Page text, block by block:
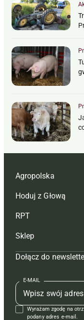
Agropolska
Redakcja
Reklama
Tagi
Mapa serwisu
Kontakt
Regulamin
Polityka prywatności
Hoduj z Głową
Hoduj z głową bydło
Hoduj z głową świnie
Prenumerata
Redakcja
Kontakt
Reklama
RPT
Redakcja
Prenumerata
Reklama
Kontakt
Krzyżówki
Sklep
Czasopisma i
Książki
Regulamin
Dołącz do
E-MAIL
Wyrażam zgodę na
podany adres e-mail.